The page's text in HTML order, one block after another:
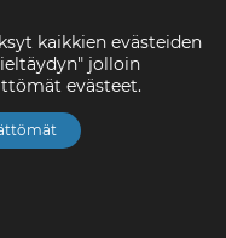
koko urakan
tiukka. Lisäksi
luovaa
sillä
kaikkien evästeiden
jolloin
evästeet.